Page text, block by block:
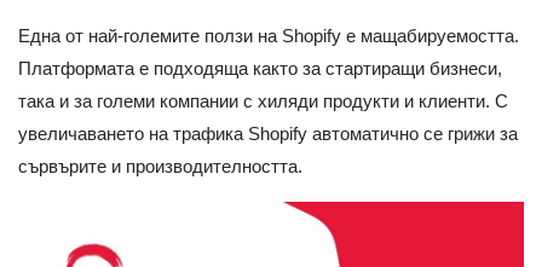
Една от най-големите ползи на Shopify е мащабируемостта.
Платформата е подходяща както за стартиращи бизнеси,
така и за големи компании с хиляди продукти и клиенти. С
увеличаването на трафика Shopify автоматично се грижи за
сървърите и производителността.